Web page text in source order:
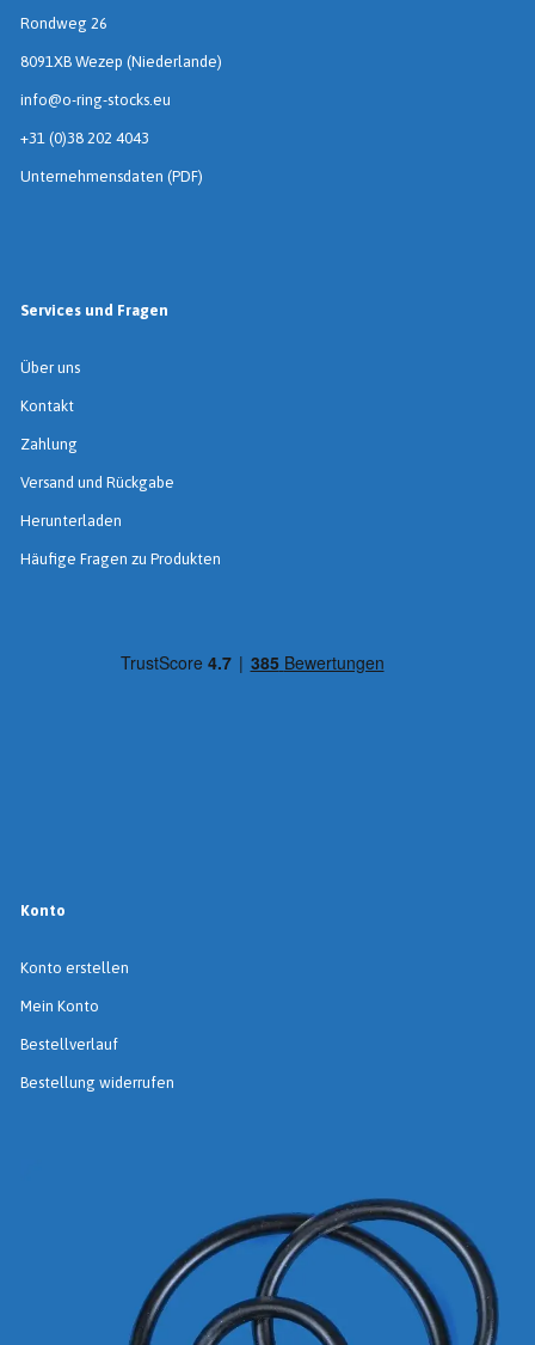
Rondweg 26
8091XB Wezep (Niederlande)
info@o-ring-stocks.eu
+31 (0)38 202 4043
Unternehmensdaten (PDF)
Services und Fragen
Über uns
Kontakt
Zahlung
Versand und Rückgabe
Herunterladen
Häufige Fragen zu Produkten
Konto
Konto erstellen
Mein Konto
Bestellverlauf
Bestellung widerrufen